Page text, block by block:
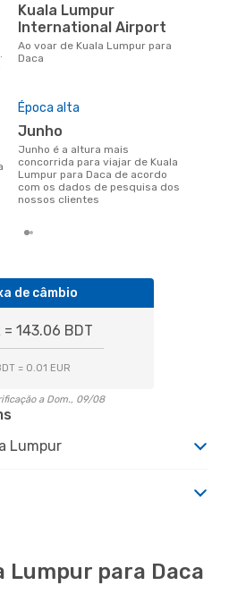
Kuala Lumpur
International Airport
Ao voar de Kuala Lumpur para
Daca
Época alta
junho
junho é a altura mais
concorrida para viajar de Kuala
Lumpur para Daca de acordo
com os dados de pesquisa dos
nossos clientes
de câmbio
= 143.06 BDT
= 0.01 EUR
a Dom., 09/08
Lumpur
Lumpur para Daca